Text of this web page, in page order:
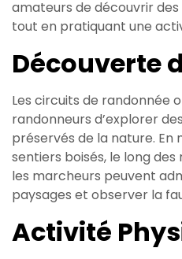
amateurs de découvrir
tout en pratiquant une
Découverte
Les circuits de randonnée
randonneurs d’explorer
préservés de la nature.
sentiers boisés, le long
les marcheurs peuvent
paysages et observer la
Activité